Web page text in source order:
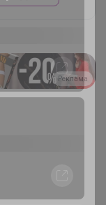
Реклама
липучке: